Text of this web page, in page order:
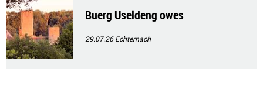
Buerg Useldeng owes
29.07.26Echternach